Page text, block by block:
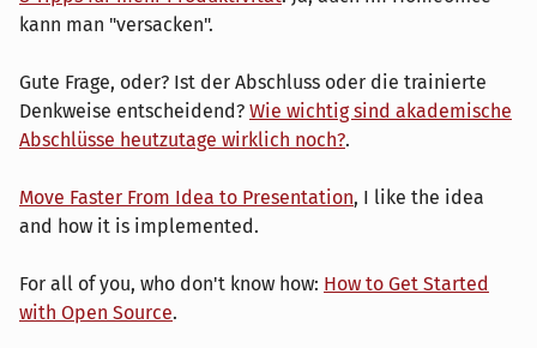
kann man "versacken".
Gute Frage, oder? Ist der Abschluss oder die trainierte
Denkweise entscheidend? Wie wichtig sind akademische
Abschlüsse heutzutage wirklich noch?.
Move Faster From Idea to Presentation, I like the idea
and how it is implemented.
For all of you, who don't know how: How to Get Started
with Open Source.